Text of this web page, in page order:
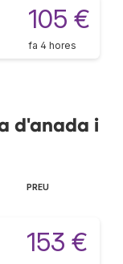
105 €
fa 4 hores
d'anada i
PREU
153 €